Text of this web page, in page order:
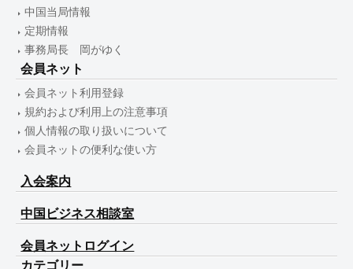
中国当局情報
定期情報
事務局長 岡がゆく
会員ネット
会員ネット利用登録
規約および利用上の注意事項
個人情報の取り扱いについて
会員ネットの便利な使い方
入会案内
中国ビジネス相談室
会員ネットログイン
カテゴリー